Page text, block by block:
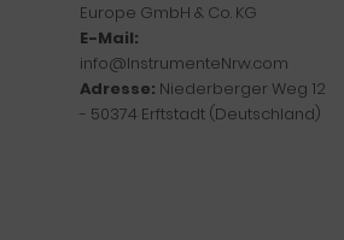
Europe GmbH & Co. KG
E-Mail:
info@InstrumenteNrw.com
Adresse: Niederberger Weg 12
- 50374 Erftstadt (Deutschland)